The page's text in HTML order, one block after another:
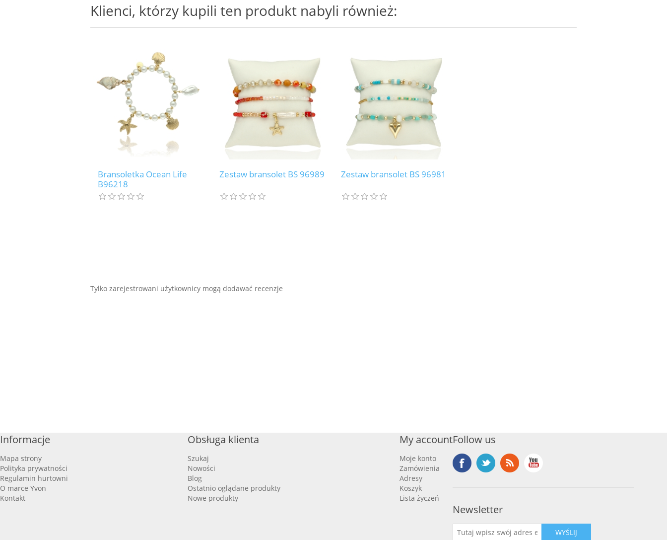
Klienci, którzy kupili ten produkt nabyli również:
Bransoletka Ocean Life
B96218
Zestaw bransolet BS 96989 Zestaw bransolet BS 96981
Tylko zarejestrowani użytkownicy mogą dodawać recenzje
Informacje
Mapa strony
Polityka prywatności
Regulamin hurtowni
O marce Yvon
Kontakt
Obsługa klienta
Szukaj
Nowości
Blog
Ostatnio oglądane produkty
Nowe produkty
My account
Moje konto
Zamówienia
Adresy
Koszyk
Lista życzeń
Follow us
Newsletter
WYŚLIJ